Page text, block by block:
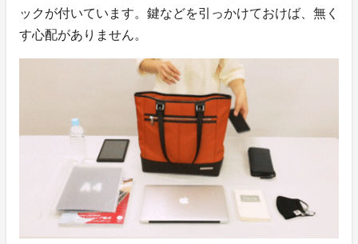
ックが付いています。鍵などを引っかけておけば、無く
す心配がありません。